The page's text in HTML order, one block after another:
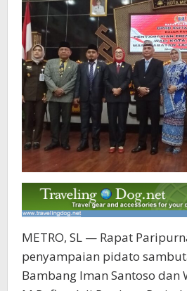
METRO, SL — Rapat
penyampaian pidato
Bambang Iman Santoso dan